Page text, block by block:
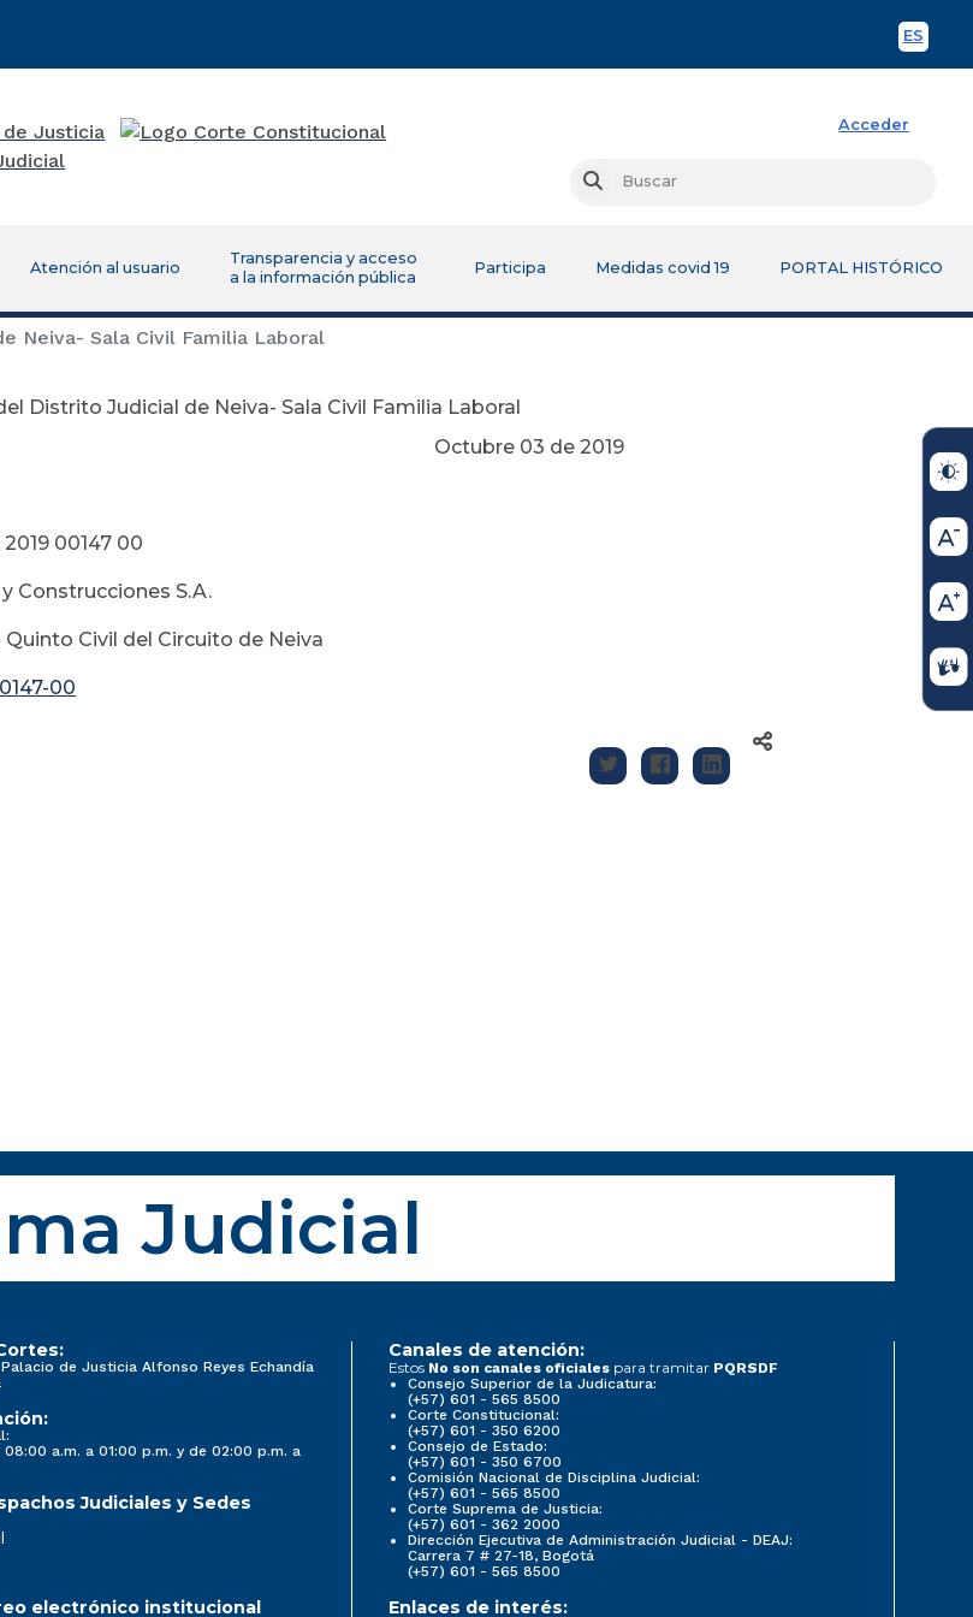
ES
Acceder
Buscar
Atención al usuario
Transparencia y acceso
a la información pública
Participa Medidas covid 19 PORTAL HISTÓRICO
Neiva- Sala Civil Familia Laboral
Distrito Judicial de Neiva- Sala Civil Familia Laboral
03 de 2019
2019 00147 00
Construcciones S.A.
Civil del Circuito de Neiva
00
Judicial
de Justicia Alfonso Reyes Echandía
a.m. a 01:00 p.m. y de 02:00 p.m. a
Judiciales y Sedes
Canales de atención:
Estos No son canales oficiales para tramitar PQRSDF
Consejo Superior de la Judicatura:
(+57) 601 - 565 8500
Corte Constitucional:
(+57) 601 - 350 6200
Consejo de Estado:
(+57) 601 - 350 6700
Comisión Nacional de Disciplina Judicial:
(+57) 601 - 565 8500
Corte Suprema de Justicia:
(+57) 601 - 362 2000
Dirección Ejecutiva de Administración Judicial - DEAJ:
Carrera 7 # 27-18, Bogotá
(+57) 601 - 565 8500
electrónico institucional Enlaces de interés: